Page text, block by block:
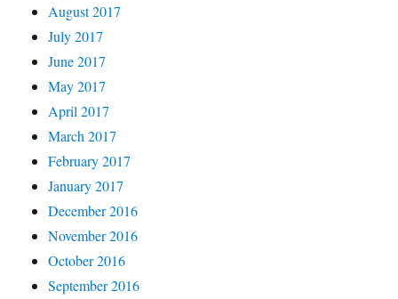
August 2017
July 2017
June 2017
May 2017
April 2017
March 2017
February 2017
January 2017
December 2016
November 2016
October 2016
September 2016